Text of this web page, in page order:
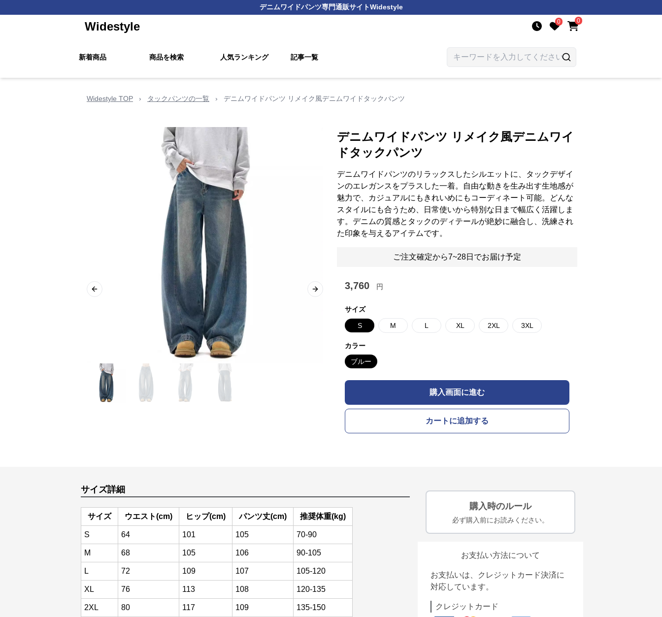
デニムワイドパンツ専門通販サイトWidestyle
Widestyle 0 0
新着商品 商品を検索 人気ランキング 記事一覧
Widestyle TOP › タックパンツの一覧 › デニムワイドパンツ リメイク風デニムワイドタックパンツ
Previous slide Next slide
デニムワイドパンツ リメイク風デニムワイ
ドタックパンツ
デニムワイドパンツのリラックスしたシルエットに、タックデザイ
ンのエレガンスをプラスした一着。自由な動きを生み出す生地感が
魅力で、カジュアルにもきれいめにもコーディネート可能。どんな
スタイルにも合うため、日常使いから特別な日まで幅広く活躍しま
す。デニムの質感とタックのディテールが絶妙に融合し、洗練され
た印象を与えるアイテムです。
ご注文確定から7~28日でお届け予定
3,760 円
サイズ
S M L XL 2XL 3XL
カラー
ブルー
購入画面に進む
カートに追加する
サイズ詳細
サイズ ウエスト(cm) ヒップ(cm) パンツ丈(cm) 推奨体重(kg)
S 64 101 105 70-90
M 68 105 106 90-105
L 72 109 107 105-120
XL 76 113 108 120-135
2XL 80 117 109 135-150
購入時のルール
必ず購入前にお読みください。
お支払い方法について
お支払いは、クレジットカード決済に
対応しています。
クレジットカード